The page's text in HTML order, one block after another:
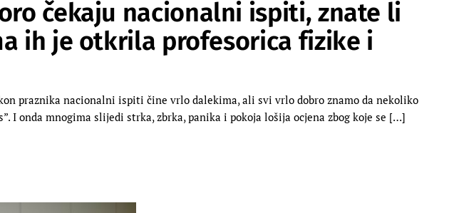
čekaju nacionalni ispiti, znate li
ih je otkrila profesorica fizike i
praznika nacionalni ispiti čine vrlo dalekima, ali svi vrlo dobro znamo da nekoliko
I onda mnogima slijedi strka, zbrka, panika i pokoja lošija ocjena zbog koje se […]